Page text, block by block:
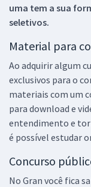
uma tem a sua
seletivos.
Material para
Ao adquirir algum
exclusivos para o
materiais com um
para download e
entendimento e
é possível estudar
Concurso
No Gran você fica